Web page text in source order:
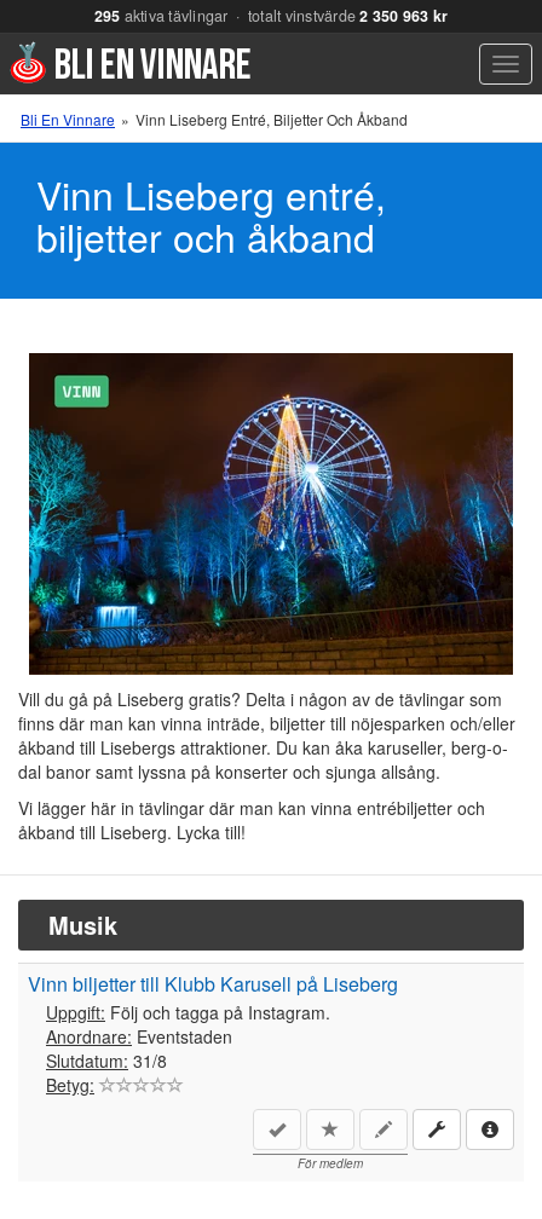
295 aktiva tävlingar · totalt vinstvärde2 350 963 kr
Bli En Vinnare » Vinn Liseberg Entré, Biljetter Och Åkband
Vinn Liseberg entré,
biljetter och åkband
Vill du gå på Liseberg gratis? Delta i någon av de tävlingar som
finns där man kan vinna inträde, biljetter till nöjesparken och/eller
åkband till Lisebergs attraktioner. Du kan åka karuseller, berg-o-
dal banor samt lyssna på konserter och sjunga allsång.
Vi lägger här in tävlingar där man kan vinna entrébiljetter och
åkband till Liseberg. Lycka till!
Musik
Vinn biljetter till Klubb Karusell på Liseberg
Uppgift: Följ och tagga på Instagram.
Anordnare: Eventstaden
Slutdatum: 31/8
Betyg:
För medlem